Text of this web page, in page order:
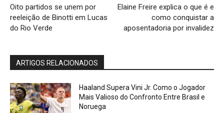
Oito partidos se unem por
reeleição de Binotti em Lucas
do Rio Verde
Elaine Freire explica o que é e
como conquistar a
aposentadoria por invalidez
ARTIGOS RELACIONADOS
Haaland Supera Vini Jr. Como o Jogador
Mais Valioso do Confronto Entre Brasil e
Noruega